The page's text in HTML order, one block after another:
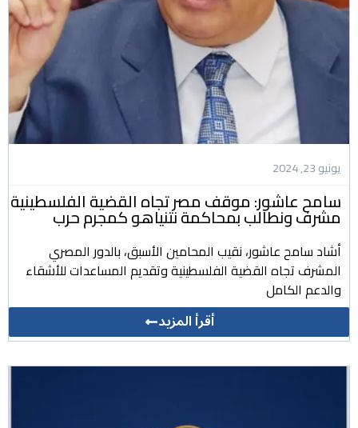
يونيو 23, 2024
سامح عاشور: موقف مصر تجاه القضية الفلسطينية
مشرف ونطالب بمحاكمة نتنياهو كمجرم حرب
أشاد سامح عاشور، نقيب المحامين الأسبق، بالدور المصري
المشرف تجاه القضية الفلسطينية وتقديم المساعدات للأشقاء
والدعم الكامل
أقرأ المزيد